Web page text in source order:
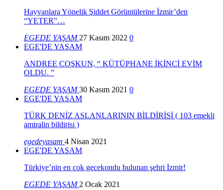
Hayvanlara Yönelik Şiddet Görüntülerine İzmir’den
“YETER”…
EGEDE YAŞAM 27 Kasım 2022 0
EGE'DE YAŞAM
ANDREE COŞKUN, “ KÜTÜPHANE İKİNCİ EVİM
OLDU. ”
EGEDE YAŞAM30 Kasım 2021 0
EGE'DE YAŞAM
TÜRK DENİZ ASLANLARININ BİLDİRİSİ ( 103 emekli
amiralin bildirisi )
egedeyasam 4 Nisan 2021
EGE'DE YAŞAM
Türkiye’nin en çok gecekondu bulunan şehri İzmir!
EGEDE YAŞAM 2 Ocak 2021